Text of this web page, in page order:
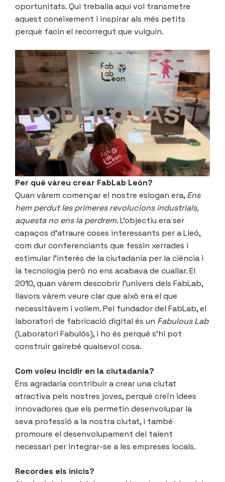
oportunitats. Qui treballa aquí vol transmetre
aquest coneixement i inspirar als més petits
perquè facin el recorregut que vulguin.
Per què vàreu crear FabLab León?
Quan vàrem començar el nostre eslogan era, Ens
hem perdut les primeres revolucions industrials,
aquesta no ens la perdrem. L’objectiu era ser
capaços d’atraure coses interessants per a Lleó,
com dur conferenciants que fessin xerrades i
estimular l’interès de la ciutadania per la ciència i
la tecnologia però no ens acabava de cuallar. El
2010, quan vàrem descobrir l’univers dels FabLab,
llavors vàrem veure clar que això era el que
necessitàvem i volíem. Pel fundador del FabLab, el
laboratori de fabricació digital és un Fabulous Lab
(Laboratori Fabulós), i ho és perquè s’hi pot
construir gairebé qualsevol cosa.
Com voleu incidir en la ciutadania?
Ens agradaria contribuir a crear una ciutat
atractiva pels nostres joves, perquè creïn idees
innovadores que els permetin desenvolupar la
seva professió a la nostra ciutat, i també
promoure el desenvolupament del talent
necessari per integrar-se a les empreses locals.
Recordes els inicis?